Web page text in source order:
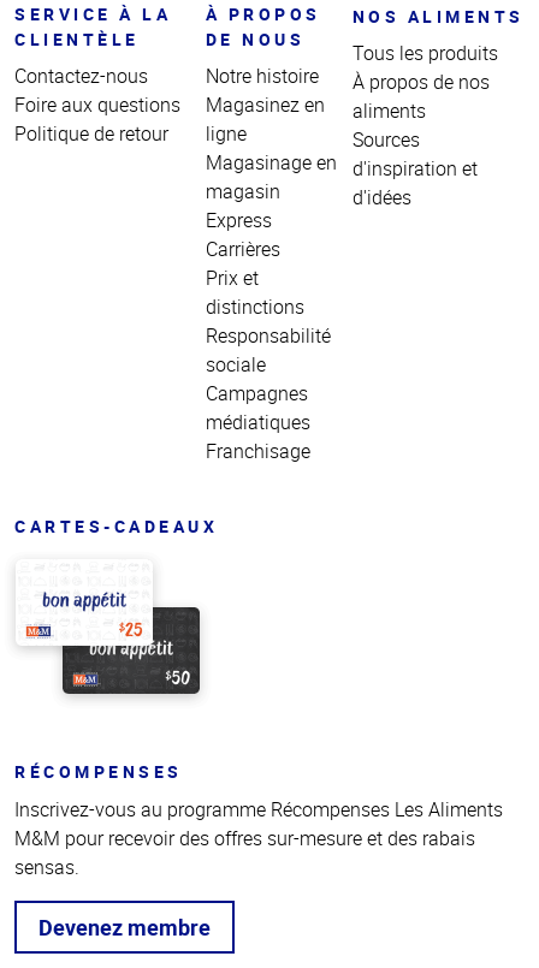
SERVICE À LA
CLIENTÈLE
Contactez-nous
Foire aux questions
Politique de retour
À PROPOS
DE NOUS
Notre histoire
Magasinez en
ligne
Magasinage en
magasin
Express
Carrières
Prix et
distinctions
Responsabilité
sociale
Campagnes
médiatiques
Franchisage
NOS ALIMENTS
Tous les produits
À propos de nos
aliments
Sources
d'inspiration et
d'idées
CARTES-CADEAUX
RÉCOMPENSES
Inscrivez-vous au programme Récompenses Les Aliments
M&M pour recevoir des offres sur-mesure et des rabais
sensas.
Devenez membre